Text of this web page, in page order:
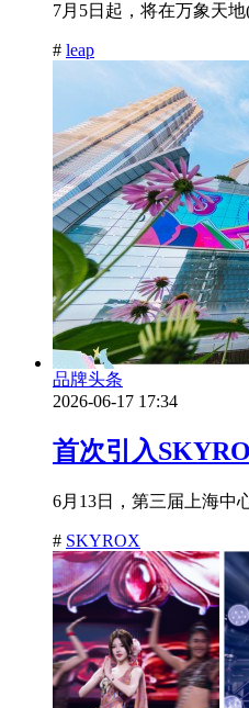
7月5日起，将在万象天
# leap
品牌头条
2026-06-17 17:34
首次引入
6月13日，第三届上海中
# SKYROX